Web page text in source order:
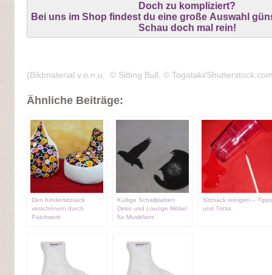
Doch zu kompliziert?
Bei uns im Shop findest du eine große Auswahl
Schau doch mal rein!
(Bildmaterial v.o.n.u.: © Sitting Bull, © Togataki/
Ähnliche Beiträge:
Den Kindersitzsack
verschönern durch
Patchwork
Kultige Schallplatten
Deko und Lounge Möbel
für Musikfans
Sitzsack reinigen – Tipps
und Tricks